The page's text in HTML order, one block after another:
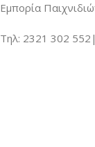
Εμπορία
Τηλ: 2321 302